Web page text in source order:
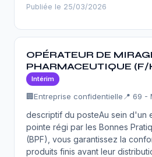
Publiée le 25/03/2026
OPÉRATEUR DE
PHARMACEUTIQUE (F/
Intérim
🏢Entreprise confidentielle 📍 69 -
descriptif du posteAu sein d'un
pointe régi par les Bonnes
(BPF), vous garantissez la
produits finis avant leur